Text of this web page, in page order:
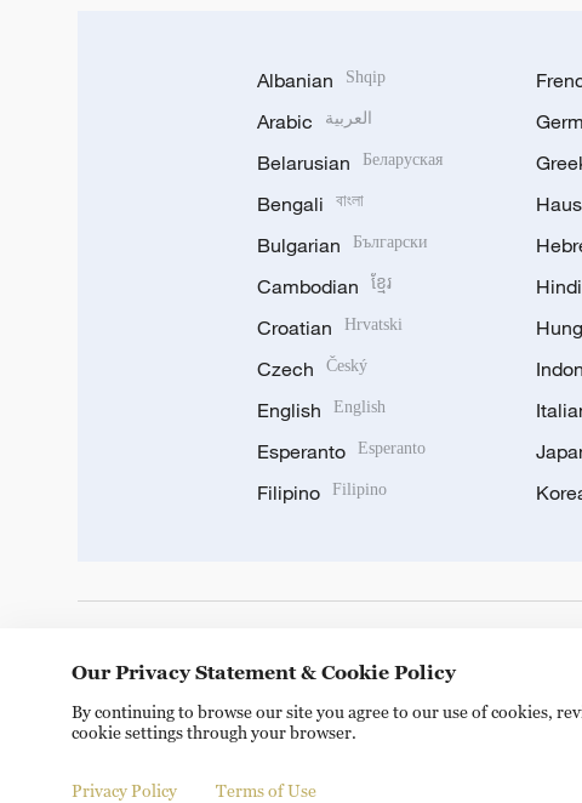
Albanian Shqip
Arabic العربية
Belarusian Беларуская
Bengali বাংলা
Bulgarian Български
Cambodian ខ្មែរ
Croatian Hrvatski
Czech Český
English English
Esperanto Esperanto
Filipino Filipino
Hindi
Copyright © 2024 CGTN. 京ICP备20000184号
Our Privacy Statement & Cookie Policy
By continuing to browse our site you agree to our use of cookies,
cookie settings through your browser.
Privacy Policy Terms of Use